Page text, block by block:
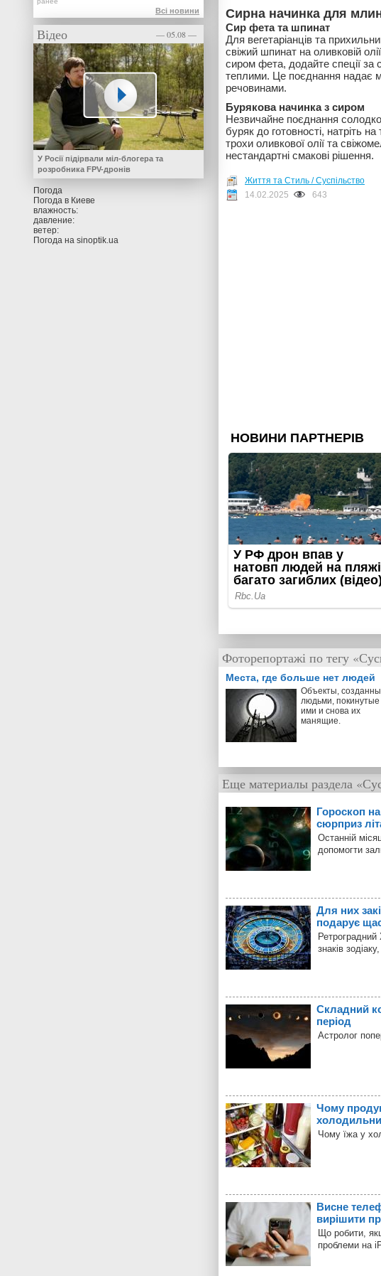
Сирна начинка для
Сир фета та шпинат
Для вегетаріанців та
свіжий шпинат на оливковій
сиром фета, додайте спеції за
теплими. Це поєднання надає
речовинами.
Бурякова начинка з сиром
Незвичайне поєднання
буряк до готовності, натріть
трохи оливкової олії та
нестандартні смакові рішення.
Життя та Стиль / Суспільство
14.02.2025
643
Фоторепортажі по тегу
Места, где больше нет людей
Объекты,
людьми, покинутые
ими и снова их
манящие.
Еще материалы раздела
Гороскоп
сюрприз
Останній
допомогти
Для них
подарує
знаків
Складний
період
Астролог
Чому
Чому їжа у
Висне
вирішити
Що робити,
проблеми на
Всі новини
Відео — 05.08 —
У Росії підірвали міл-блогера та
розробника FPV-дронів
Погода
Погода в Киеве
влажность:
давление:
ветер:
Погода на sinoptik.ua